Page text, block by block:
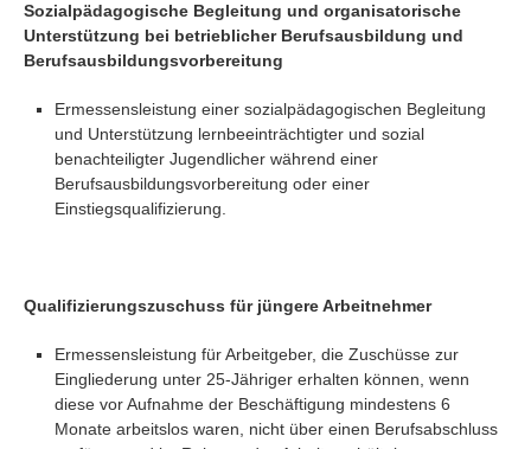
Sozialpädagogische Begleitung und organisatorische
Unterstützung bei betrieblicher Berufsausbildung und
Berufsausbildungsvorbereitung
Ermessensleistung einer sozialpädagogischen Begleitung
und Unterstützung lernbeeinträchtigter und sozial
benachteiligter Jugendlicher während einer
Berufsausbildungsvorbereitung oder einer
Einstiegsqualifizierung.
Qualifizierungszuschuss für jüngere Arbeitnehmer
Ermessensleistung für Arbeitgeber, die Zuschüsse zur
Eingliederung unter 25-Jähriger erhalten können, wenn
diese vor Aufnahme der Beschäftigung mindestens 6
Monate arbeitslos waren, nicht über einen Berufsabschluss